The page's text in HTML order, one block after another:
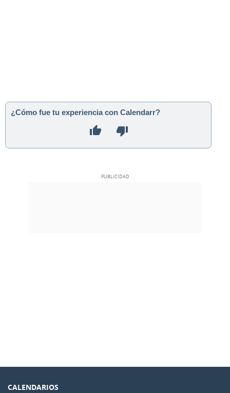
¿Cómo fue tu experiencia con Calendarr?
CALENDARIOS